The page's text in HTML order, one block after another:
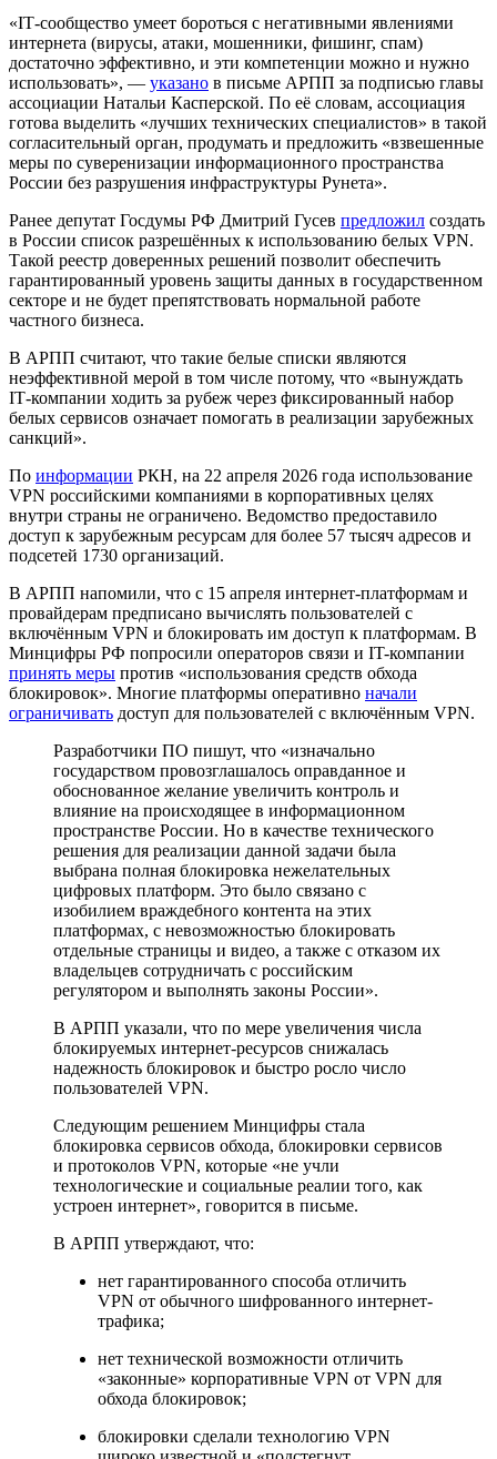
«IТ-сообщество умеет бороться с негативными явлениями
интернета (вирусы, атаки, мошенники, фишинг, спам)
достаточно эффективно, и эти компетенции можно и нужно
использовать», — указано в письме АРПП за подписью главы
ассоциации Натальи Касперской. По её словам, ассоциация
готова выделить «лучших технических специалистов» в такой
согласительный орган, продумать и предложить «взвешенные
меры по суверенизации информационного пространства
России без разрушения инфраструктуры Рунета».
Ранее депутат Госдумы РФ Дмитрий Гусев предложил создать
в России список разрешённых к использованию белых VPN.
Такой реестр доверенных решений позволит обеспечить
гарантированный уровень защиты данных в государственном
секторе и не будет препятствовать нормальной работе
частного бизнеса.
В АРПП считают, что такие белые списки являются
неэффективной мерой в том числе потому, что «вынуждать
IТ-компании ходить за рубеж через фиксированный набор
белых сервисов означает помогать в реализации зарубежных
санкций».
По информации РКН, на 22 апреля 2026 года использование
VPN российскими компаниями в корпоративных целях
внутри страны не ограничено. Ведомство предоставило
доступ к зарубежным ресурсам для более 57 тысяч адресов и
подсетей 1730 организаций.
В АРПП напомили, что с 15 апреля интернет-платформам и
провайдерам предписано вычислять пользователей с
включённым VPN и блокировать им доступ к платформам. В
Минцифры РФ попросили операторов связи и IT-компании
принять меры против «использования средств обхода
блокировок». Многие платформы оперативно начали
ограничивать доступ для пользователей с включённым VPN.
Разработчики ПО пишут, что «изначально
государством провозглашалось оправданное и
обоснованное желание увеличить контроль и
влияние на происходящее в информационном
пространстве России. Но в качестве технического
решения для реализации данной задачи была
выбрана полная блокировка нежелательных
цифровых платформ. Это было связано с
изобилием враждебного контента на этих
платформах, с невозможностью блокировать
отдельные страницы и видео, а также с отказом их
владельцев сотрудничать с российским
регулятором и выполнять законы России».
В АРПП указали, что по мере увеличения числа
блокируемых интернет-ресурсов снижалась
надежность блокировок и быстро росло число
пользователей VPN.
Следующим решением Минцифры стала
блокировка сервисов обхода, блокировки сервисов
и протоколов VPN, которые «не учли
технологические и социальные реалии того, как
устроен интернет», говорится в письме.
В АРПП утверждают, что:
нет гарантированного способа отличить
VPN от обычного шифрованного интернет-
трафика;
нет технической возможности отличить
«законные» корпоративные VPN от VPN для
обхода блокировок;
блокировки сделали технологию VPN